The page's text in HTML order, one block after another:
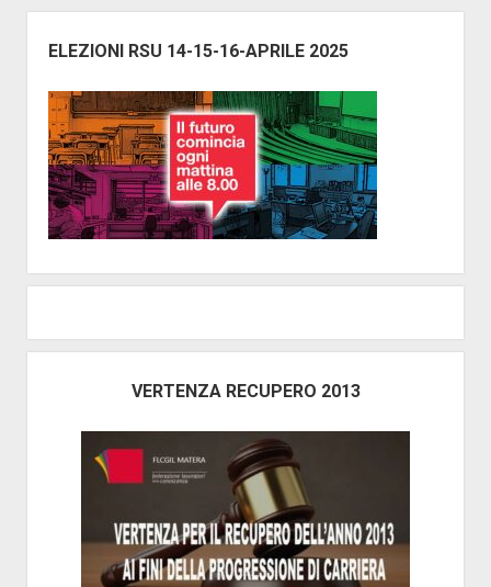
150
SCUOLE
PRENOTAZIONI
CALENDARIO
laterale
ELEZIONI RSU 14-15-16-APRILE 2025
VERTENZA RECUPERO 2013